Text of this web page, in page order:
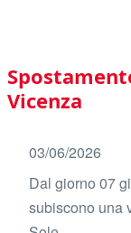
Main
navigation
Vicenza
03/06/2026
Dal giorno 07
subiscono una